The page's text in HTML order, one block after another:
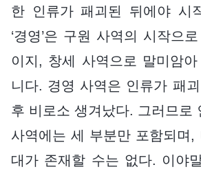
한 인류가 패괴된 뒤에야 시
‘경영’은 구원 사역의 시작으
이지, 창세 사역으로 말미암
니다. 경영 사역은 인류가 패
후 비로소 생겨났다. 그러므로
사역에는 세 부분만 포함되며,
대가 존재할 수는 없다. 이야